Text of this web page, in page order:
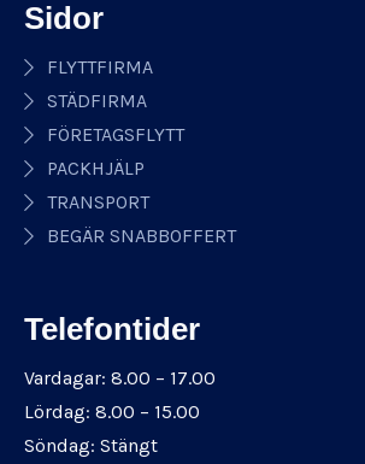
Sidor
FLYTTFIRMA
STÄDFIRMA
FÖRETAGSFLYTT
PACKHJÄLP
TRANSPORT
BEGÄR SNABBOFFERT
Telefontider
Vardagar: 8.00 – 17.00
Lördag: 8.00 – 15.00
Söndag: Stängt